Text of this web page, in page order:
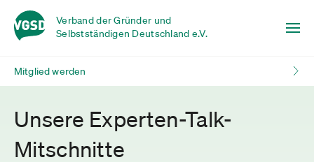
Verband der Gründer und
Selbstständigen Deutschland e.V.
Mitglied werden
Unsere Experten-Talk-
Mitschnitte